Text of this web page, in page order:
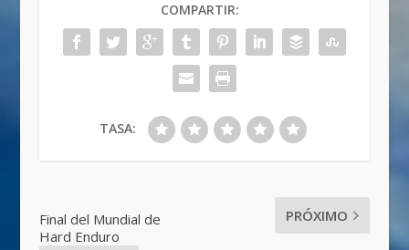
COMPARTIR:
TASA:
Final del Mundial de
Hard Enduro
PRÓXIMO